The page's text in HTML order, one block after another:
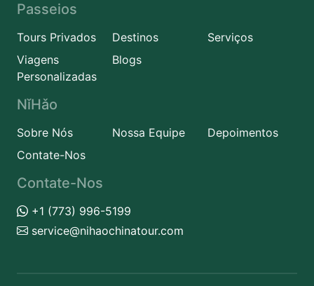
Passeios
Tours Privados Destinos
Serviços
Viagens
Personalizadas
Blogs
NǐHǎo
Sobre Nós Nossa Equipe
Depoimentos
Contate-Nos
Contate-Nos
+1 (773) 996-5199
service@nihaochinatour.com